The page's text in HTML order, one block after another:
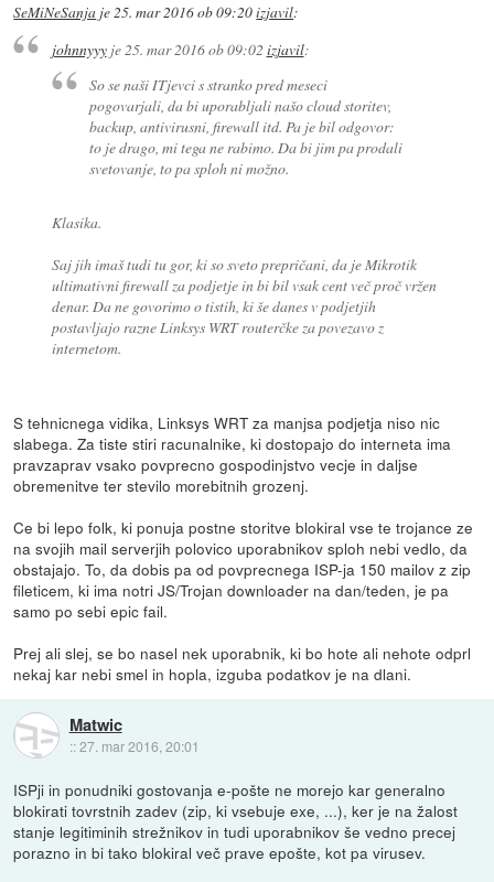
SeMiNeSanja je25. mar 2016 ob 09:20izjavil:
johnnyyyje 25. mar 2016 ob 09:02 izjavil:
So se naši ITjevci s stranko pred meseci
pogovarjali, da bi uporabljali našo cloud storitev,
backup, antivirusni, firewall itd. Pa je bil odgovor:
to je drago, mi tega ne rabimo. Da bi jim pa prodali
svetovanje, to pa sploh ni možno.
Klasika.
Saj jih imaš tudi tu gor, ki so sveto prepričani, da je Mikrotik
ultimativni firewall za podjetje in bi bil vsak cent več proč vržen
denar. Da ne govorimo o tistih, ki še danes v podjetjih
postavljajo razne Linksys WRT routerčke za povezavo z
internetom.
S tehnicnega vidika, Linksys WRT za manjsa podjetja niso nic
slabega. Za tiste stiri racunalnike, ki dostopajo do interneta ima
pravzaprav vsako povprecno gospodinjstvo vecje in daljse
obremenitve ter stevilo morebitnih grozenj.
Ce bi lepo folk, ki ponuja postne storitve blokiral vse te trojance ze
na svojih mail serverjih polovico uporabnikov sploh nebi vedlo, da
obstajajo. To, da dobis pa od povprecnega ISP-ja 150 mailov z zip
fileticem, ki ima notri JS/Trojan downloader na dan/teden, je pa
samo po sebi epic fail.
Prej ali slej, se bo nasel nek uporabnik, ki bo hote ali nehote odprl
nekaj kar nebi smel in hopla, izguba podatkov je na dlani.
Matwic
::27. mar 2016, 20:01
ISPji in ponudniki gostovanja e-pošte ne morejo kar generalno
blokirati tovrstnih zadev (zip, ki vsebuje exe, ...), ker je na žalost
stanje legitiminih strežnikov in tudi uporabnikov še vedno precej
porazno in bi tako blokiral več prave epošte, kot pa virusev.